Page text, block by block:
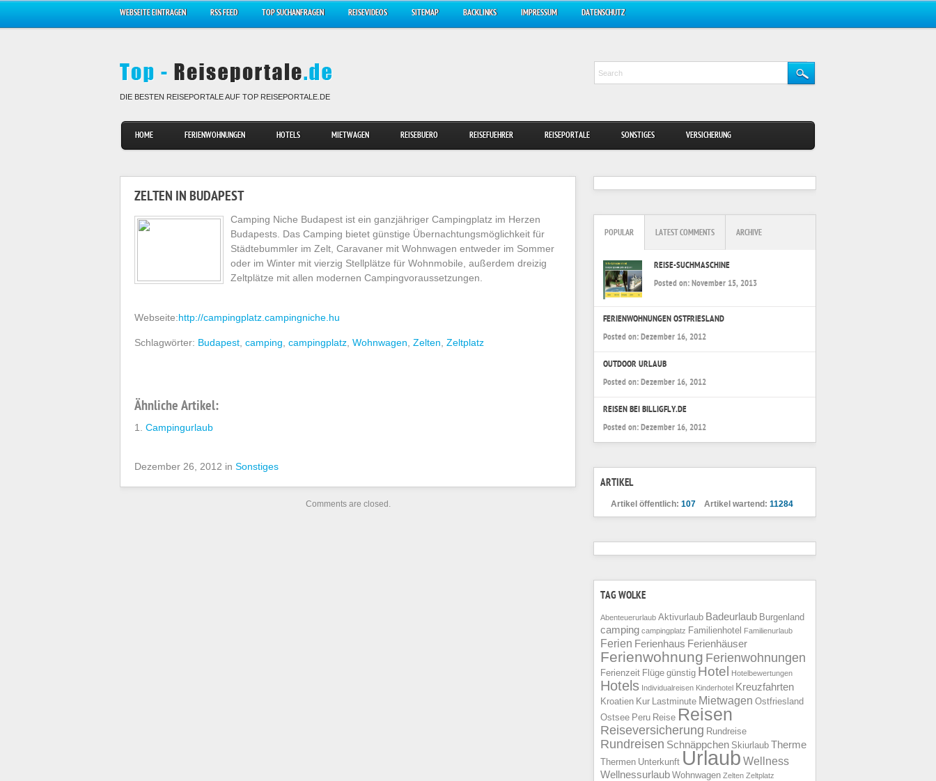
WEBSEITE EINTRAGEN RSS FEED TOP SUCHANFRAGEN REISEVIDEOS SITEMAP BACKLINKS IMPRESSUM DATENSCHUTZ
DIE BESTEN REISEPORTALE AUF TOP REISEPORTALE.DE
HOME FERIENWOHNUNGEN HOTELS MIETWAGEN REISEBUERO REISEFUEHRER REISEPORTALE SONSTIGES VERSICHERUNG
ZELTEN IN BUDAPEST
Camping Niche Budapest ist ein ganzjähriger Campingplatz im Herzen
Budapests. Das Camping bietet günstige Übernachtungsmöglichkeit für
Städtebummler im Zelt, Caravaner mit Wohnwagen entweder im Sommer
oder im Winter mit vierzig Stellplätze für Wohnmobile, außerdem dreizig
Zeltplätze mit allen modernen Campingvoraussetzungen.
Webseite:http://campingplatz.campingniche.hu
Schlagwörter: Budapest camping campingplatz Wohnwagen Zelten Zeltplatz
Ähnliche Artikel:
Campingurlaub
Dezember 26, 2012 in Sonstiges
Comments are closed.
POPULAR LATEST COMMENTS ARCHIVE
REISE-SUCHMASCHINE
Posted on: November 15, 2013
FERIENWOHNUNGEN OSTFRIESLAND
Posted on: Dezember 16, 2012
OUTDOOR URLAUB
Posted on: Dezember 16, 2012
REISEN BEI BILLIGFLY.DE
Posted on: Dezember 16, 2012
ARTIKEL
Artikel öffentlich: 107Artikel wartend: 11284
TAG WOLKE
Abenteuerurlaub Aktivurlaub Badeurlaub Burgenland
camping campingplatz Familienhotel Familienurlaub
Ferien Ferienhaus Ferienhäuser
Ferienwohnung Ferienwohnungen
Ferienzeit Flüge günstig Hotel Hotelbewertungen
Hotels Individualreisen Kinderhotel Kreuzfahrten
Kroatien Kur Lastminute Mietwagen Ostfriesland
Ostsee Peru Reise Reisen
Reiseversicherung Rundreise
Rundreisen Schnäppchen Skiurlaub Therme
Thermen Unterkunft Urlaub Wellness
Wellnessurlaub Wohnwagen Zelten Zeltplatz